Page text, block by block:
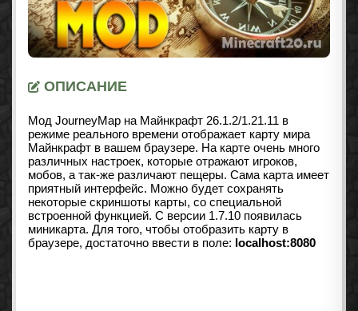
ОПИСАНИЕ
Мод JourneyMap на Майнкрафт 26.1.2/1.21.11 в
режиме реального времени отображает карту мира
Майнкрафт в вашем браузере. На карте очень много
различных настроек, которые отражают игроков,
мобов, а так-же различают пещеры. Сама карта имеет
приятный интерфейс. Можно будет сохранять
некоторые скриншоты карты, со специальной
встроенной функцией. С версии 1.7.10 появилась
миникарта. Для того, чтобы отобразить карту в
браузере, достаточно ввести в поле: localhost:8080